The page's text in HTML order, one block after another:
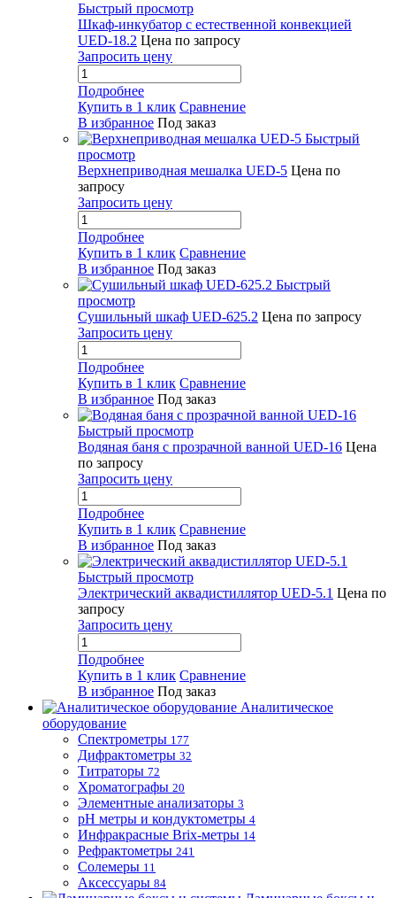
Быстрый просмотр
Шкаф-инкубатор с естественной конвекцией
UED-18.2 Цена по запросу
Запросить цену
Подробнее
Купить в 1 клик Сравнение
В избранное Под заказ
Быстрый
просмотр
Верхнеприводная мешалка UED-5 Цена по
запросу
Запросить цену
Подробнее
Купить в 1 клик Сравнение
В избранное Под заказ
Быстрый
просмотр
Сушильный шкаф UED-625.2 Цена по запросу
Запросить цену
Подробнее
Купить в 1 клик Сравнение
В избранное Под заказ
Быстрый просмотр
Водяная баня с прозрачной ванной UED-16 Цена
по запросу
Запросить цену
Подробнее
Купить в 1 клик Сравнение
В избранное Под заказ
Быстрый просмотр
Электрический аквадистиллятор UED-5.1 Цена по
запросу
Запросить цену
Подробнее
Купить в 1 клик Сравнение
В избранное Под заказ
Аналитическое
оборудование
Спектрометры 177
Дифрактометры 32
Титраторы 72
Хроматографы 20
Элементные анализаторы 3
pH метры и кондуктометры 4
Инфракрасные Brix-метры 14
Рефрактометры 241
Солемеры 11
Аксессуары 84